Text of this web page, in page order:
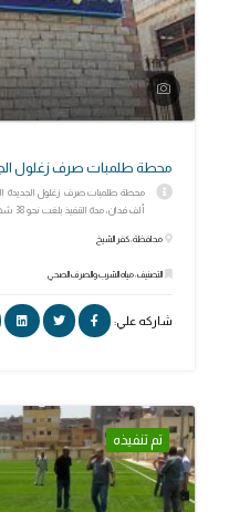
محطة طلمبات صرف زغلول
ألف فدان، مدة التنفيذ بلغت نحو 38 شهرًا بتكلفة إجمالية بلغت نحو 90 مليون...
محافظة: كفر الشيخ
التصنيف: مياه الشرب والصرف الصحي
شاركه علي:
تم تنفيذه